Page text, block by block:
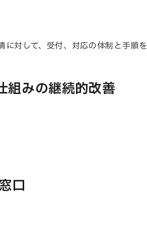
対して、受付、対応の体制と手順
組みの継続的改善
口